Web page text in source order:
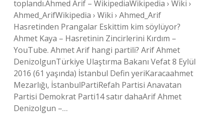
toplandı.Ahmed Arif – WikipediaWikipedia › Wiki ›
Ahmed_ArifWikipedia › Wiki › Ahmed_Arif
Hasretinden Prangalar Eskittim kim söylüyor?
Ahmet Kaya – Hasretinin Zincirlerini Kırdım –
YouTube. Ahmet Arif hangi partili? Arif Ahmet
DenizolgunTürkiye Ulaştırma Bakanı Vefat 8 Eylül
2016 (61 yaşında) İstanbul Defin yeriKaracaahmet
Mezarlığı, İstanbulPartiRefah Partisi Anavatan
Partisi Demokrat Parti14 satır dahaArif Ahmet
Denizolgun –…